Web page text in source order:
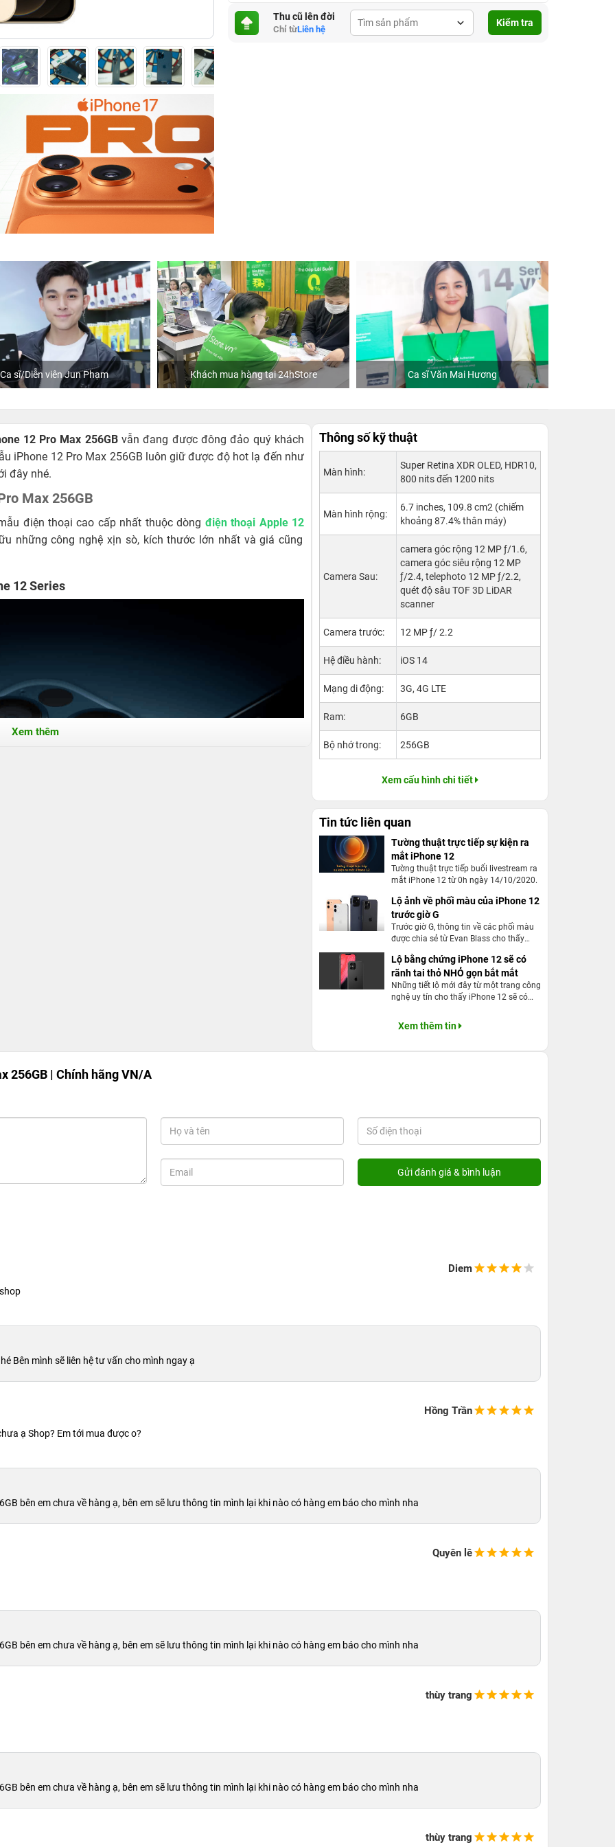
Thu cũ lên đời
Chỉ từLiên hệ
Kiểm tra
Ca sĩ/Diễn viên Jun Phạm Khách mua hàng tại 24hStore Ca sĩ Văn Mai Hương
12 Pro Max 256GBvẫn đang được đông đảo quý khách
iPhone 12 Pro Max 256GB luôn giữ được độ hot lạ đến như
đây nhé.
Max 256GB
điện thoại cao cấp nhất thuộc dòng điện thoại Apple 12
những công nghệ xịn sò, kích thước lớn nhất và giá cũng
12 Series
nhiều camera hơn 11 Pro Max.
vẻ giống nhưng cách hoàn thiện cao cấp hơn. Bộ khung sử
mà độ bền cứng của máy cứng cáp, bền bỉ.
viền ở các kích thước quen thuộc, AppleiPhone 12 Pro Max
từ ​​trước đến nay của iPhone và độ phân giải cao nhất với
chân thực và đáng chú ý.
pin của các dòng iPhone, cho đến thi các hệ thống bên
được dung lượng chính xác của máy. Và theo như hệ thống
lo sợ bị đầy bộ nhớ đệm.
với dung lượng 256GB. Đây là một chiếc điện thoại phù
Xem thêm
Thông số kỹ thuật
Màn hình:
Super Retina XDR OLED, HDR10,
800 nits đến 1200 nits
Màn hình rộng:
6.7 inches, 109.8 cm2 (chiếm
khoảng 87.4% thân máy)
Camera Sau:
camera góc rộng 12 MP ƒ/1.6,
camera góc siêu rộng 12 MP
ƒ/2.4, telephoto 12 MP ƒ/2.2,
quét độ sâu TOF 3D LiDAR
scanner
Camera trước: 12 MP ƒ/ 2.2
Hệ điều hành: iOS 14
Mạng di động: 3G, 4G LTE
Ram: 6GB
Bộ nhớ trong: 256GB
Xem cấu hình chi tiết
Tin tức liên quan
Tường thuật trực tiếp sự kiện ra
mắt iPhone 12
Tường thuật trực tiếp buổi livestream ra
mắt iPhone 12 từ 0h ngày 14/10/2020.
Lộ ảnh về phối màu của iPhone 12
trước giờ G
Trước giờ G, thông tin về các phối màu
được chia sẻ từ Evan Blass cho thấy
iPhone 12.
Lộ bằng chứng iPhone 12 sẽ có
rãnh tai thỏ NHỎ gọn bắt mắt
Những tiết lộ mới đây từ một trang công
nghệ uy tín cho thấy iPhone 12 sẽ có
với thế hệ iPhone 11 ra mắt năm ngoái.
Xem thêm tin
256GB | Chính hãng VN/A
Diem
Bên mình sẽ liên hệ tư vấn cho mình ngay ạ
Hồng Trần
ạ Shop? Em tới mua được o?
bên em chưa về hàng ạ, bên em sẽ lưu thông tin mình lại khi nào có hàng em báo cho mình nha
Quyên lê
bên em chưa về hàng ạ, bên em sẽ lưu thông tin mình lại khi nào có hàng em báo cho mình nha
thùy trang
bên em chưa về hàng ạ, bên em sẽ lưu thông tin mình lại khi nào có hàng em báo cho mình nha
thùy trang